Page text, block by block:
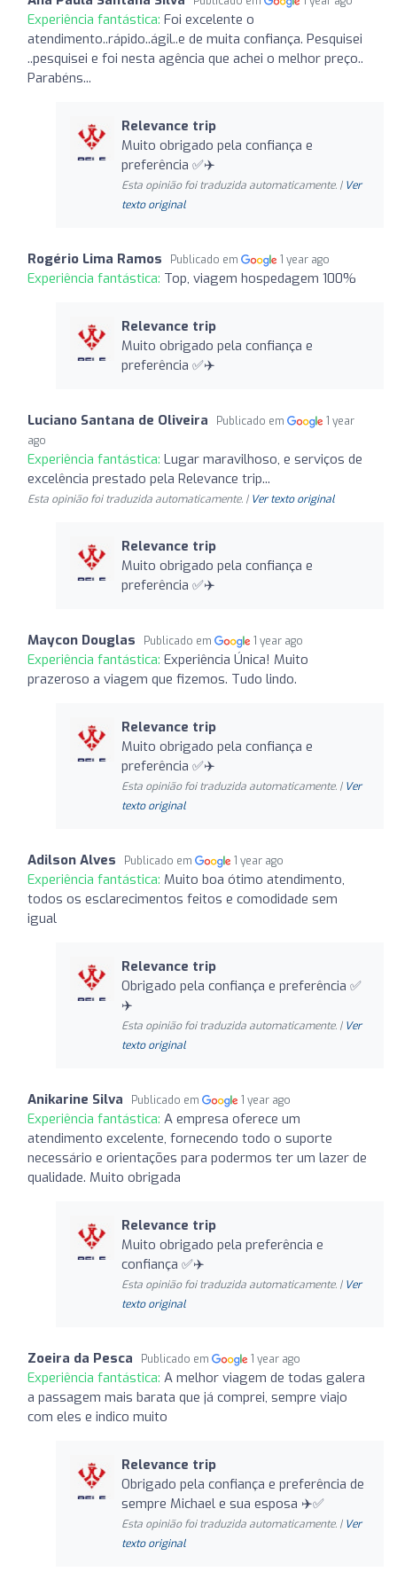
Experiência fantástica: Foi excelente o
atendimento..rápido..ágil..e de muita confiança. Pesquisei
..pesquisei e foi nesta agência que achei o melhor preço..
Parabéns...
Relevance trip
Muito obrigado pela confiança e
preferência ✅✈️
Esta opinião foi traduzida automaticamente. | Ver
texto original
Rogério Lima Ramos Publicado em 1 year ago
Experiência fantástica: Top, viagem hospedagem 100%
Relevance trip
Muito obrigado pela confiança e
preferência ✅✈️
Luciano Santana de Oliveira Publicado em
1 year
ago
Experiência fantástica: Lugar maravilhoso, e serviços de
excelência prestado pela Relevance trip...
Esta opinião foi traduzida automaticamente. | Ver texto original
Relevance trip
Muito obrigado pela confiança e
preferência ✅✈️
Maycon Douglas Publicado em 1 year ago
Experiência fantástica: Experiência Única! Muito
prazeroso a viagem que fizemos. Tudo lindo.
Relevance trip
Muito obrigado pela confiança e
preferência ✅✈️
Esta opinião foi traduzida automaticamente. | Ver
texto original
Adilson Alves Publicado em 1 year ago
Experiência fantástica: Muito boa ótimo atendimento,
todos os esclarecimentos feitos e comodidade sem
igual
Relevance trip
Obrigado pela confiança e preferência ✅
✈️
Esta opinião foi traduzida automaticamente. | Ver
texto original
Anikarine Silva Publicado em 1 year ago
Experiência fantástica: A empresa oferece um
atendimento excelente, fornecendo todo o suporte
necessário e orientações para podermos ter um lazer de
qualidade. Muito obrigada
Relevance trip
Muito obrigado pela preferência e
confiança ✅✈️
Esta opinião foi traduzida automaticamente. | Ver
texto original
Zoeira da Pesca Publicado em 1 year ago
Experiência fantástica: A melhor viagem de todas galera
a passagem mais barata que já comprei, sempre viajo
com eles e indico muito ️️
Relevance trip
Obrigado pela confiança e preferência de
sempre Michael e sua esposa ✈️✅️
Esta opinião foi traduzida automaticamente. | Ver
texto original